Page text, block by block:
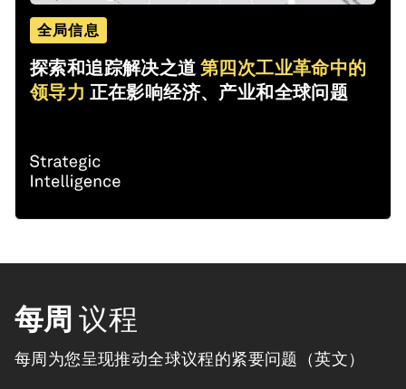
全局信息
探索和追踪解决之道第四次工业革命中的
领导力 正在影响经济、产业和全球问题
每周 议程
每周为您呈现推动全球议程的紧要问题（英文）